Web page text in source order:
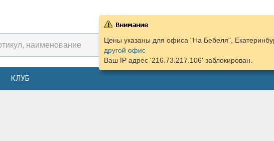
КЛУБ
Цены указаны для офиса "На Бебеля",
другой офис
Ваш IP адрес '216.73.217.106' заблокирован.